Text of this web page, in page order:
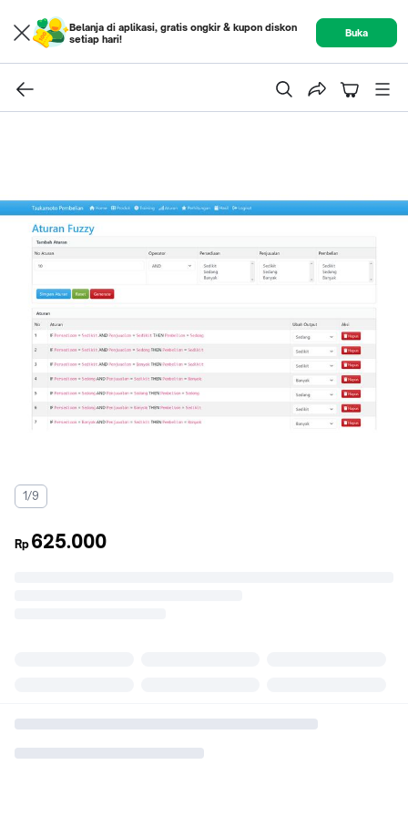
Belanja di aplikasi, gratis ongkir & kupon diskon
setiap hari!
Buka
1/9
Rp 625.000